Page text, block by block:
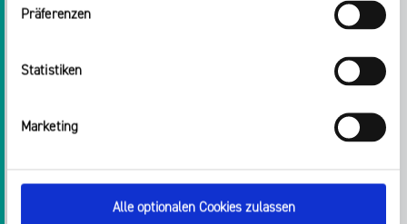
Präferenzen
Statistiken
Marketing
Alle optionalen Cookies zulassen
Oberverwaltungsgericht weist Beschwerde zurück
Weiterlesen